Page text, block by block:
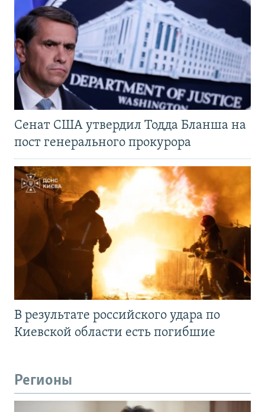
Сенат США утвердил Тодда Бланша на
пост генерального прокурора
В результате российского удара по
Киевской области есть погибшие
Регионы